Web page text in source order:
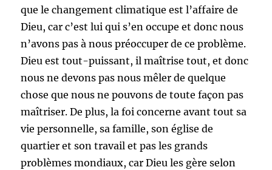
que le changement climatique est l’affaire de
Dieu, car c’est lui qui s’en occupe et donc nous
n’avons pas à nous préoccuper de ce problème.
Dieu est tout-puissant, il maîtrise tout, et donc
nous ne devons pas nous mêler de quelque
chose que nous ne pouvons de toute façon pas
maîtriser. De plus, la foi concerne avant tout sa
vie personnelle, sa famille, son église de
quartier et son travail et pas les grands
problèmes mondiaux, car Dieu les gère selon